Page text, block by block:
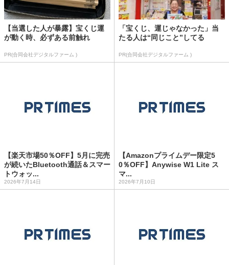
【当選した人が暴露】宝くじ運
が動く時、必ずある前触れ
PR(合同会社デジタルファーム )
「宝くじ、運じゃなかった」当
たる人は“同じこと”してる
PR(合同会社デジタルファーム )
【楽天市場50％OFF】5月に完売
が続いたBluetooth通話＆スマー
トウォッ...
2026年7月14日
【Amazonプライムデー限定5
0％OFF】Anywise W1 Lite ス
マ...
2026年7月10日